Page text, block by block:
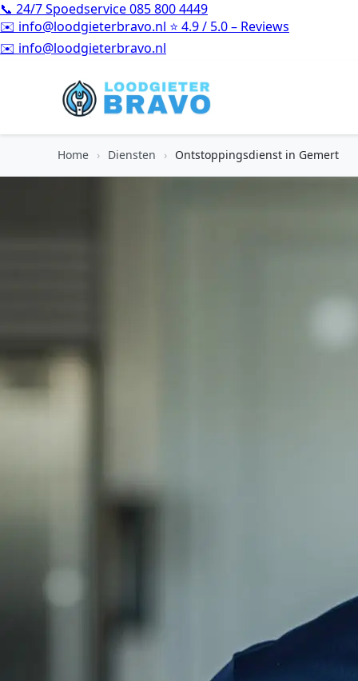
📞 24/7 Spoedservice085 800 4449
✉️ info@loodgieterbravo.nl ⭐ 4.9 / 5.0 – Reviews
⭐4.9 / 5.0 – Reviews
Home › Diensten › Ontstoppingsdienst in Gemert